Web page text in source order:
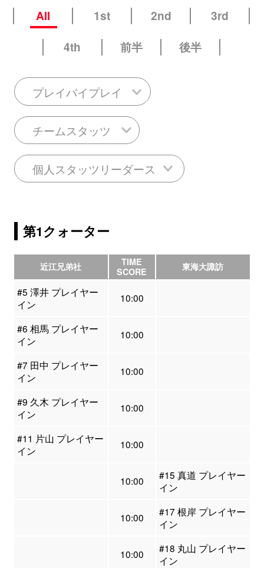
All 1st 2nd
3rd
4th
前半 後半
プレイバイプレイ
チームスタッツ
個人スタッツリーダース
第1クォーター
近江兄弟社
TIME
SCORE
東海大諏訪
#5 澤井 プレイヤー
イン
10:00
#6 相馬 プレイヤー
イン
10:00
#7 田中 プレイヤー
イン
10:00
#9 久木 プレイヤー
イン
10:00
#11 片山 プレイヤー
イン
10:00
10:00
#15 真道 プレイヤー
イン
10:00
#17 根岸 プレイヤー
イン
10:00
#18 丸山 プレイヤー
イン